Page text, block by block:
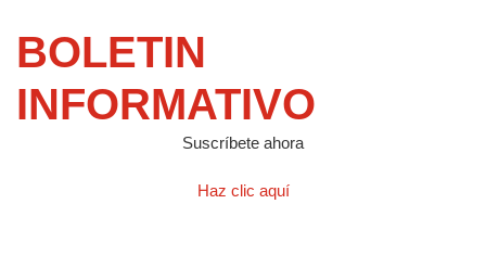
BOLETIN
INFORMATIVO
Suscríbete ahora
Haz clic aquí